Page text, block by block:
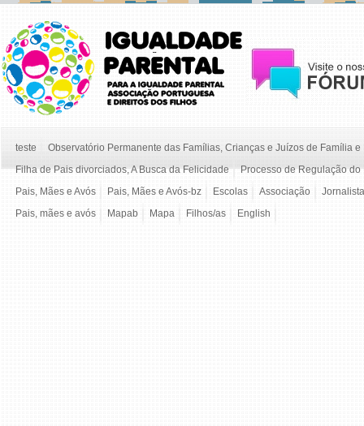
teste
Observatório Permanente das Famílias, Crianças e Juízos de Família e
Filha de Pais divorciados, A Busca da Felicidade
Processo de Regulação
Pais, Mães e Avós
Pais, Mães e Avós-bz Escolas Associação
Pais, mães e avós
Mapab Mapa Filhos/as English